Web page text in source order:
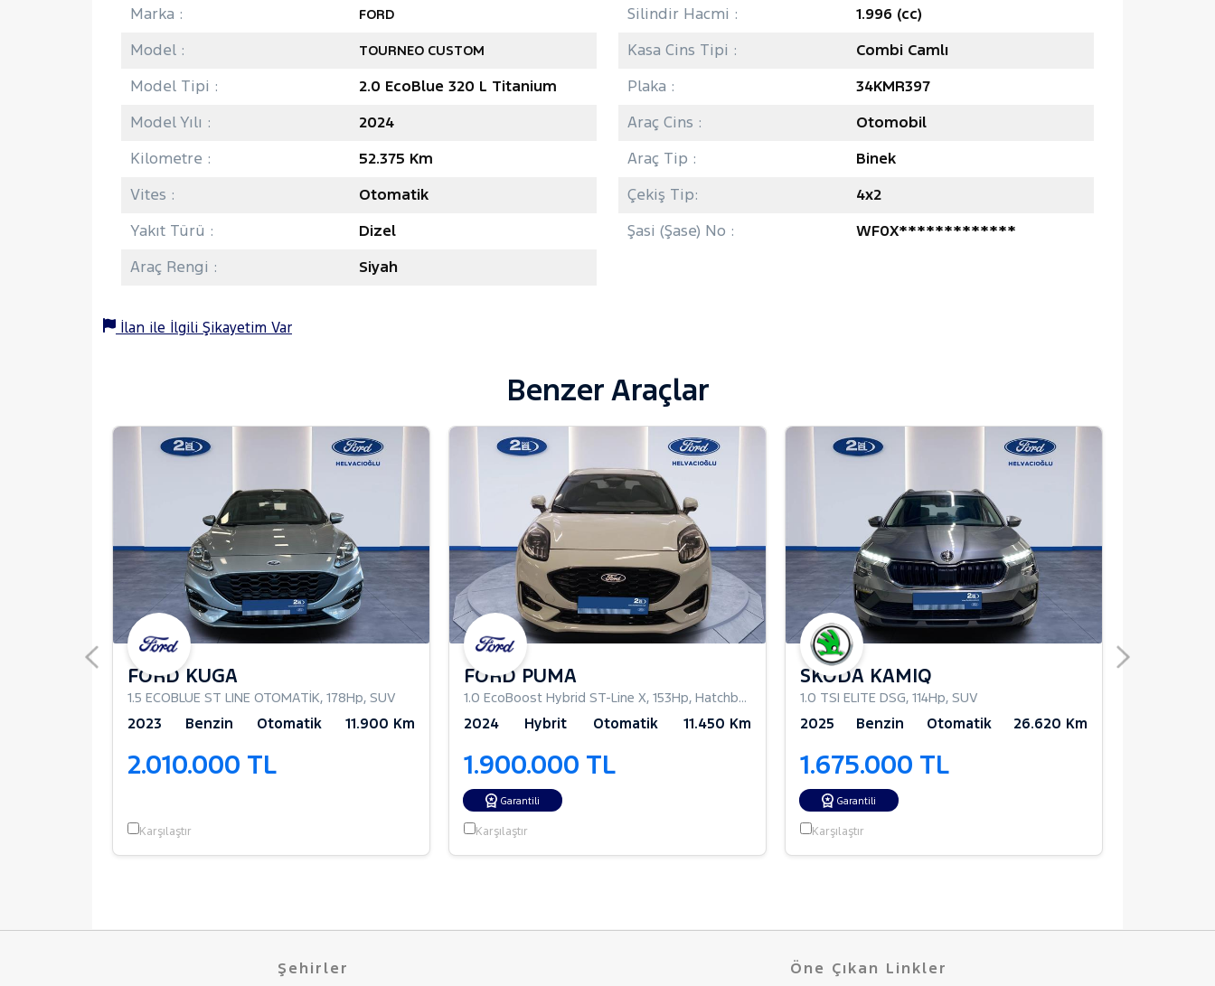
Marka :
FORD
Model : TOURNEO CUSTOM
Model Tipi :
2.0 EcoBlue 320 L Titanium
Model Yılı :
2024
Kilometre :
52.375 Km
Vites :
Otomatik
Yakıt Türü :
Dizel
Araç Rengi :
Siyah
Silindir Hacmi :
1.996 (cc)
Kasa Cins Tipi :
Combi Camlı
Plaka :
34KMR397
Araç Cins :
Otomobil
Araç Tip :
Binek
Çekiş Tip:
4x2
Şasi (Şase) No :
WF0X*************
İlan ile İlgili Şikayetim Var
Benzer Araçlar
FORD KUGA
1.5 ECOBLUE ST LINE OTOMATİK, 178Hp, SUV
2023 Benzin Otomatik 11.900 Km
2.010.000 TL
Karşılaştır
FORD PUMA
1.0 EcoBoost Hybrid ST-Line X, 153Hp, Hatchback 5 Kapı
2024 Hybrit Otomatik 11.450 Km
1.900.000 TL
Garantili
Karşılaştır
SKODA KAMIQ
1.0 TSI ELITE DSG, 114Hp, SUV
2025 Benzin Otomatik 26.620 Km
1.675.000 TL
Garantili
Karşılaştır
Şehirler Öne Çıkan Linkler